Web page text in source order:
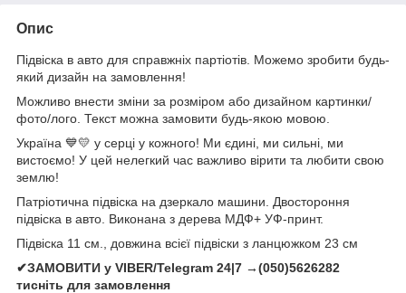
Опис
Підвіска в авто для справжніх партіотів. Можемо зробити будь-
який дизайн на замовлення!
Можливо внести зміни за розміром або дизайном картинки/
фото/лого. Текст можна замовити будь-якою мовою.
Україна 💙💛 у серці у кожного! Ми єдині, ми сильні, ми
вистоємо! У цей нелегкий час важливо вірити та любити свою
землю!
Патріотична підвіска на дзеркало машини. Двостороння
підвіска в авто. Виконана з дерева МДФ+ УФ-принт.
Підвіска 11 см., довжина всієї підвіски з ланцюжком 23 см
✔ЗАМОВИТИ у VIBER/Telegram 24|7 →(050)5626282
тисніть для замовлення